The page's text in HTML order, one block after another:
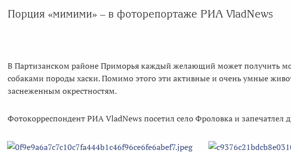
Порция «мимими» – в фоторепортаже РИА VladNews
В Партизанском районе Приморья каждый желающий может получить
собаками породы хаски. Помимо этого эти активные и очень умные
заснеженным окрестностям.
Фотокорреспондент РИА VladNews посетил село Фроловка и запечатлел